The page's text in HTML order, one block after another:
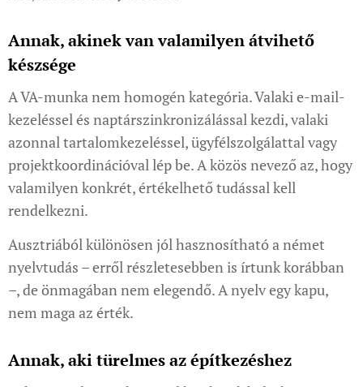
Annak, akinek van valamilyen átvihető
készsége
A VA-munka nem homogén kategória. Valaki e-mail-
kezeléssel és naptárszinkronizálással kezdi, valaki
azonnal tartalomkezeléssel, ügyfélszolgálattal vagy
projektkoordinációval lép be. A közös nevező az, hogy
valamilyen konkrét, értékelhető tudással kell
rendelkezni.
Ausztriából különösen jól hasznosítható a német
nyelvtudás – erről részletesebben is írtunk korábban
–, de önmagában nem elegendő. A nyelv egy kapu,
nem maga az érték.
Annak, aki türelmes az építkezéshez